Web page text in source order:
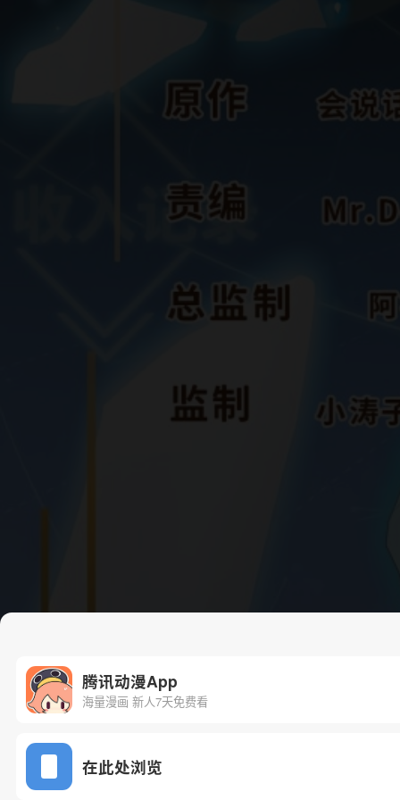
腾讯动漫App
海量漫画 新人7天免费看
在此处浏览